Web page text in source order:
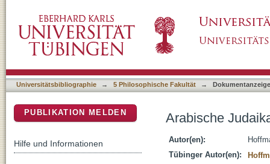
Universitätsbibliographie → 5 Philosophische Fakultät → Dokumentanzeige
Arabische
Autor(en):
Tübinger Autor(en):
PUBLIKATION MELDEN
Hilfe und Informationen